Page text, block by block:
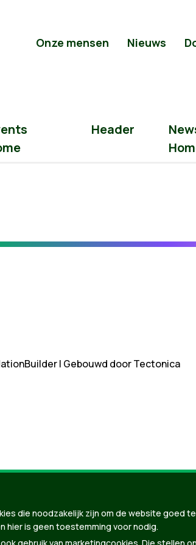
Onze mensen Nieuws
Header
| Gebouwd doorTectonica
die noodzakelijk zijn om de website goed
hier is geen toestemming voor nodig.